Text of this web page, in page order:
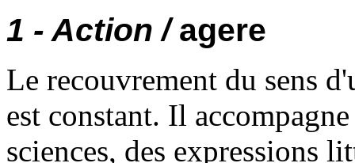
1 - Action /agere
Le recouvrement du sens
est constant. Il
sciences, des expressions